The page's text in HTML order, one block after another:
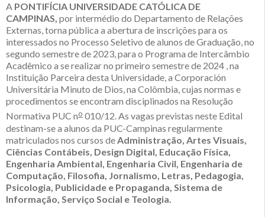
A PONTIFÍCIA UNIVERSIDADE CATÓLICA DE
CAMPINAS, por intermédio do Departamento de Relações
Externas, torna pública a abertura de inscrições para os
interessados no Processo Seletivo de alunos de Graduação, no
segundo semestre de 2023, para o Programa de Intercâmbio
Acadêmico a se realizar no primeiro semestre de 2024 , na
Instituição Parceira desta Universidade, a Corporación
Universitária Minuto de Dios, na Colômbia, cujas normas e
procedimentos se encontram disciplinados na Resolução
Normativa PUC no 010/12. As vagas previstas neste Edital
destinam-se a alunos da PUC-Campinas regularmente
matriculados nos cursos de Administração, Artes Visuais,
Ciências Contábeis, Design Digital, Educação Física,
Engenharia Ambiental, Engenharia Civil, Engenharia de
Computação, Filosofia, Jornalismo, Letras, Pedagogia,
Psicologia, Publicidade e Propaganda, Sistema de
Informação, Serviço Social e Teologia.